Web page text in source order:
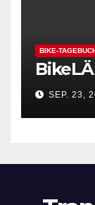
BIKE-
SEP. 23,